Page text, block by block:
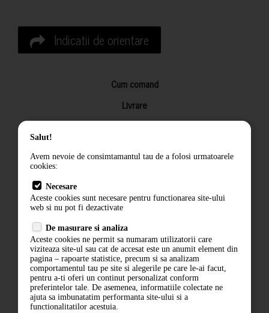
Indicatii de orientare
Cum comand
Livrare
Returnarea produselor
Termeni si conditii
Politica de confidentialitate
ANPC
Salut!
Avem nevoie de consimtamantul tau de a folosi urmatoarele
cookies:
Necesare
Aceste cookies sunt necesare pentru functionarea site-ului
web si nu pot fi dezactivate
De masurare si analiza
Aceste cookies ne permit sa numaram utilizatorii care
viziteaza site-ul sau cat de accesat este un anumit element din
pagina – rapoarte statistice, precum si sa analizam
comportamentul tau pe site si alegerile pe care le-ai facut,
pentru a-ti oferi un continut personalizat conform
preferintelor tale. De asemenea, informatiile colectate ne
ajuta sa imbunatatim performanta site-ului si a
functionalitatilor acestuia.